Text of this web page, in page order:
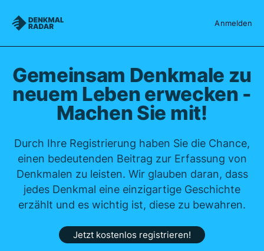
Denkmalradar Anmelden
Gemeinsam Denkmale zu
neuem Leben erwecken -
Machen Sie mit!
Durch Ihre Registrierung haben Sie die Chance,
einen bedeutenden Beitrag zur Erfassung von
Denkmalen zu leisten. Wir glauben daran, dass
jedes Denkmal eine einzigartige Geschichte
erzählt und es wichtig ist, diese zu bewahren.
Jetzt kostenlos registrieren!